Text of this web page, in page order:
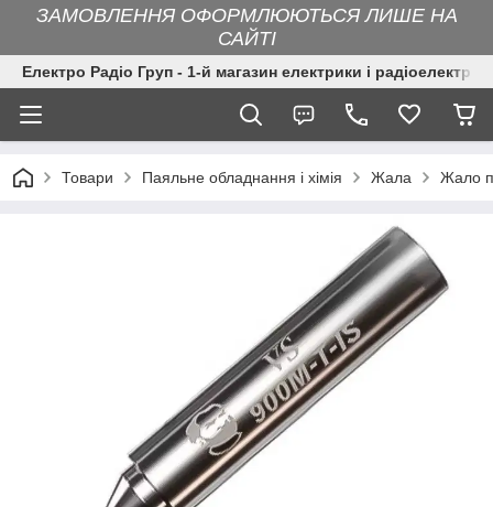
ЗАМОВЛЕННЯ ОФОРМЛЮЮТЬСЯ ЛИШЕ НА
САЙТІ
Електро Радіо Груп - 1-й магазин електрики і
Товари Паяльне обладнання і хімія Жала Жало